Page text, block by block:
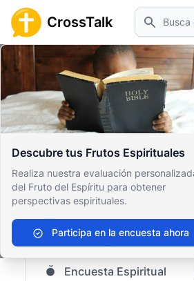
CrossTalk Buscar
Descubre tus Frutos Espirituales
Realiza nuestra evaluación
del Fruto del Espíritu para obtener
perspectivas espirituales.
Participa en la encuesta ahora
Inicio Archivo de Preguntas
Inicio
Archivo de Preguntas
Nuestro blog
Contenido guardado
Preguntas Populares
Biblia Sagrada
Encuesta Espiritual